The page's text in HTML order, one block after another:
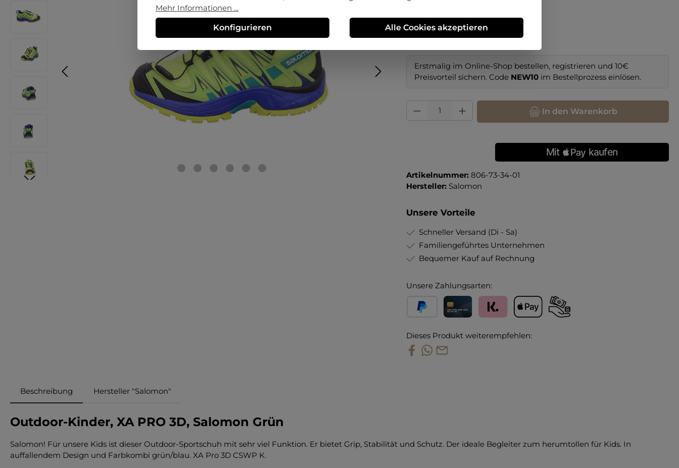
Größeauswählen
Erstmalig im Online-Shop bestellen, registrieren und 10€
Preisvorteil sichern. Code NEW10 im Bestellprozess einlösen.
Produkt Anzahl: Gib den gewünschten Wert ein oder benutze die
In den Warenkorb
Artikelnummer: 806-73-34-01
Hersteller: Salomon
Unsere Vorteile
Schneller Versand (Di - Sa)
Familiengeführtes Unternehmen
Bequemer Kauf auf Rechnung
Unsere Zahlungsarten:
Dieses Produkt weiterempfehlen:
Beschreibung Hersteller "Salomon"
Outdoor-Kinder, XA PRO 3D, Salomon Grün
Salomon! Für unsere Kids ist dieser Outdoor-Sportschuh mit sehr viel Funktion. Er bietet Grip, Stabilität und Schutz. Der ideale Begleiter zum herumtollen für Kids. In
auffallendem Design und Farbkombi grün/blau. XA Pro 3D CSWP K.
Mehr Informationen ...
Konfigurieren Alle Cookies akzeptieren